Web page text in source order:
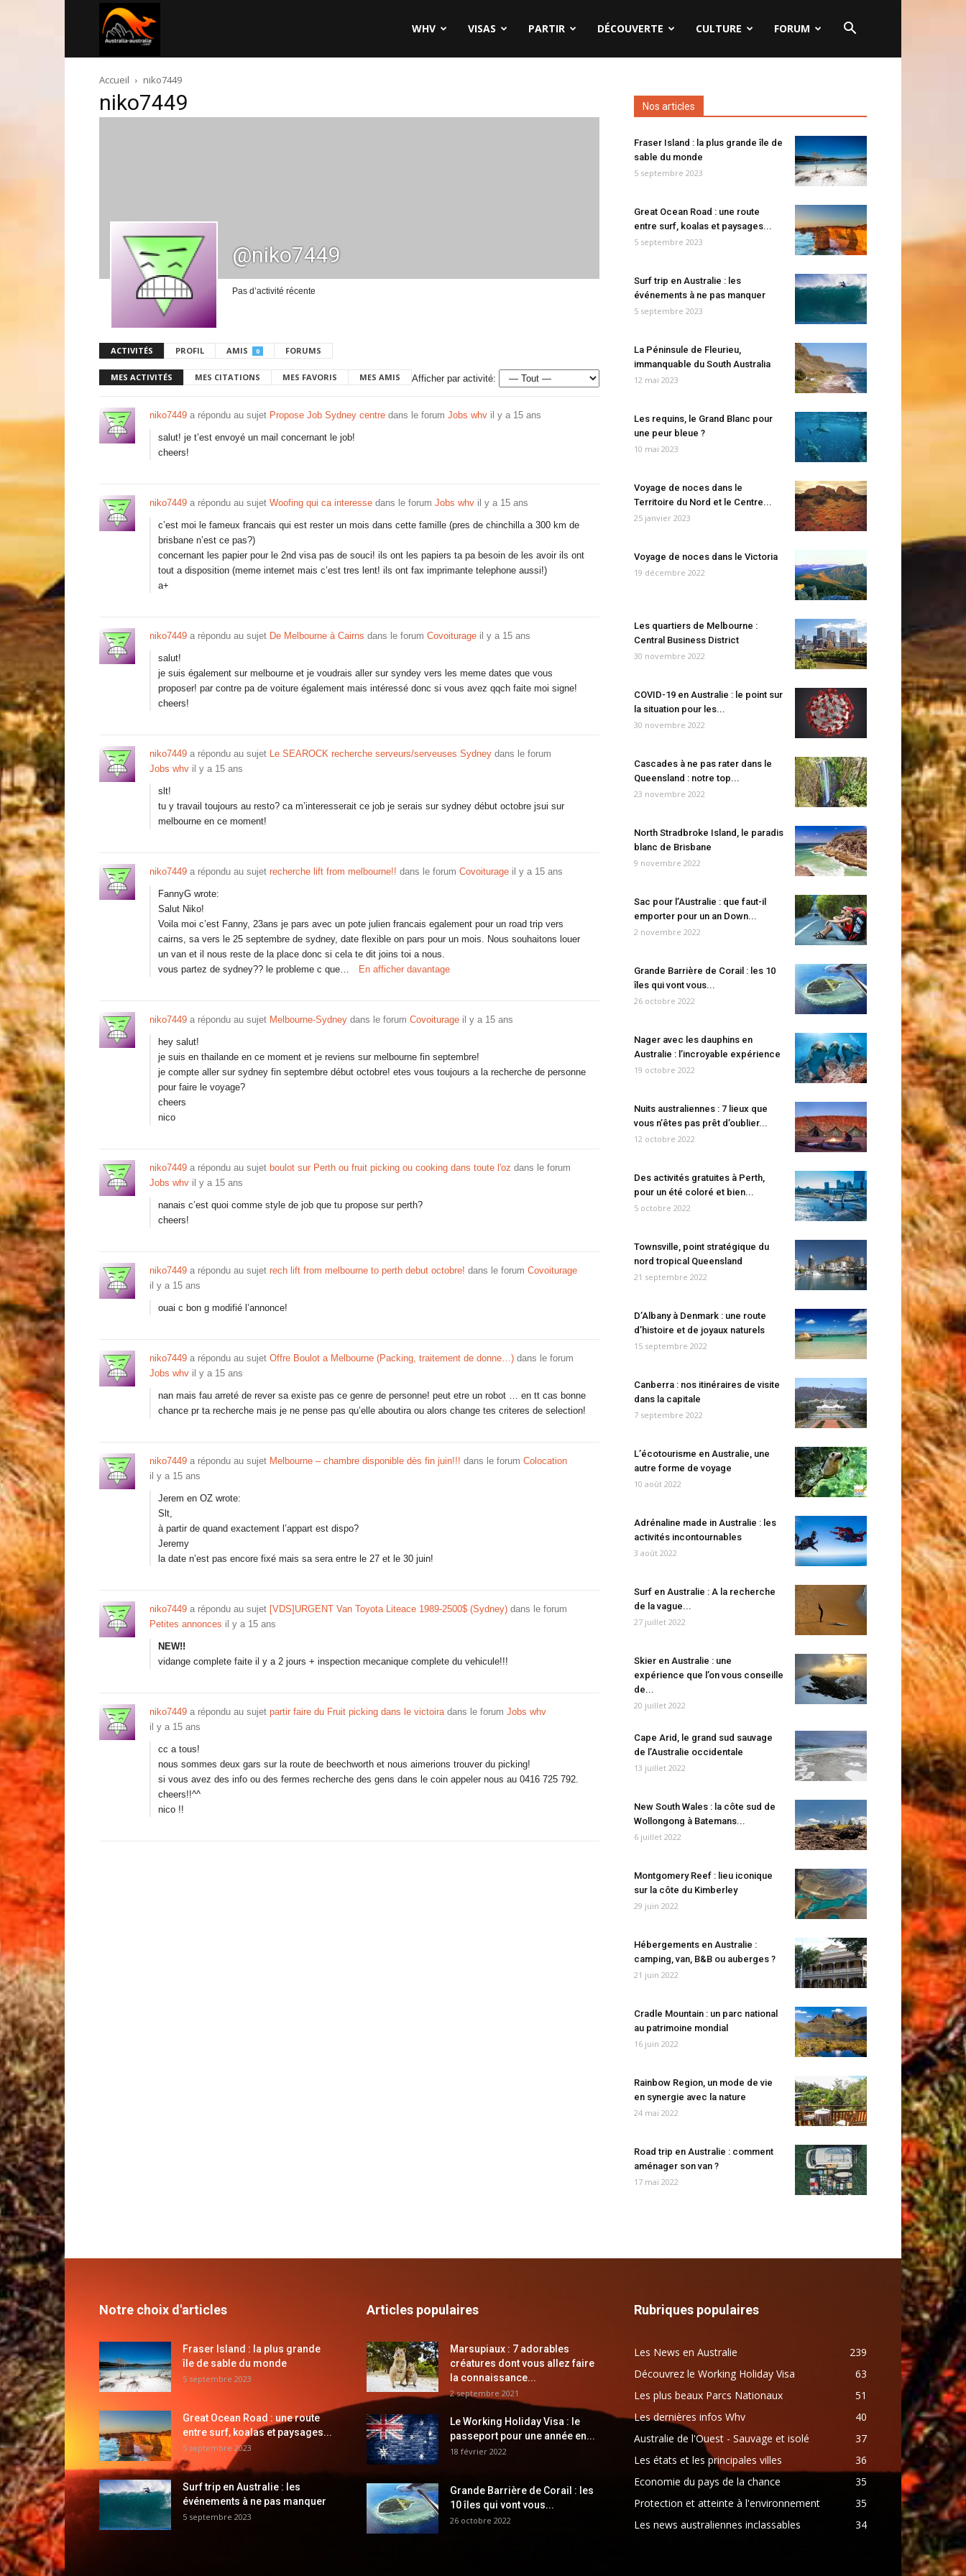
australie.com
WHV VISAS PARTIR DÉCOUVERTE CULTURE FORUM
Accueil niko7449
niko7449
@niko7449
Pas d’activité récente
ACTIVITÉS PROFIL AMIS 0 FORUMS
MES ACTIVITÉS MES CITATIONS MES FAVORIS MES AMIS Afficher par activité:
niko7449 a répondu au sujet Propose Job Sydney centre dans le forum Jobs whv il y a 15 ans
salut! je t’est envoyé un mail concernant le job!
cheers!
niko7449 a répondu au sujet Woofing qui ca interesse dans le forum Jobs whv il y a 15 ans
c’est moi le fameux francais qui est rester un mois dans cette famille (pres de chinchilla a 300 km de
brisbane n’est ce pas?)
concernant les papier pour le 2nd visa pas de souci! ils ont les papiers ta pa besoin de les avoir ils ont
tout a disposition (meme internet mais c’est tres lent! ils ont fax imprimante telephone aussi!)
a+
niko7449 a répondu au sujet De Melbourne à Cairns dans le forum Covoiturage il y a 15 ans
salut!
je suis également sur melbourne et je voudrais aller sur syndey vers les meme dates que vous
proposer! par contre pa de voiture également mais intéressé donc si vous avez qqch faite moi signe!
cheers!
niko7449 a répondu au sujet Le SEAROCK recherche serveurs/serveuses Sydney dans le forum
Jobs whv il y a 15 ans
slt!
tu y travail toujours au resto? ca m’interesserait ce job je serais sur sydney début octobre jsui sur
melbourne en ce moment!
niko7449 a répondu au sujet recherche lift from melbourne!! dans le forum Covoiturage il y a 15 ans
FannyG wrote:
Salut Niko!
Voila moi c’est Fanny, 23ans je pars avec un pote julien francais egalement pour un road trip vers
cairns, sa vers le 25 septembre de sydney, date flexible on pars pour un mois. Nous souhaitons louer
un van et il nous reste de la place donc si cela te dit joins toi a nous.
vous partez de sydney?? le probleme c que…
En afficher davantage
niko7449 a répondu au sujet Melbourne-Sydney dans le forum Covoiturage il y a 15 ans
hey salut!
je suis en thailande en ce moment et je reviens sur melbourne fin septembre!
je compte aller sur sydney fin septembre début octobre! etes vous toujours a la recherche de personne
pour faire le voyage?
cheers
nico
niko7449 a répondu au sujet boulot sur Perth ou fruit picking ou cooking dans toute l'oz dans le forum
Jobs whv il y a 15 ans
nanais c’est quoi comme style de job que tu propose sur perth?
cheers!
niko7449 a répondu au sujet rech lift from melbourne to perth debut octobre! dans le forum Covoiturage
il y a 15 ans
ouai c bon g modifié l’annonce!
niko7449 a répondu au sujet Offre Boulot a Melbourne (Packing, traitement de donne…) dans le forum
Jobs whv il y a 15 ans
nan mais fau arreté de rever sa existe pas ce genre de personne! peut etre un robot … en tt cas bonne
chance pr ta recherche mais je ne pense pas qu’elle aboutira ou alors change tes criteres de selection!
niko7449 a répondu au sujet Melbourne – chambre disponible dès fin juin!!! dans le forum Colocation
il y a 15 ans
Jerem en OZ wrote:
Slt,
à partir de quand exactement l’appart est dispo?
Jeremy
la date n’est pas encore fixé mais sa sera entre le 27 et le 30 juin!
niko7449 a répondu au sujet [VDS]URGENT Van Toyota Liteace 1989-2500$ (Sydney) dans le forum
Petites annonces il y a 15 ans
NEW!!
vidange complete faite il y a 2 jours + inspection mecanique complete du vehicule!!!
niko7449 a répondu au sujet partir faire du Fruit picking dans le victoiradans le forum Jobs whv
il y a 15 ans
cc a tous!
nous sommes deux gars sur la route de beechworth et nous aimerions trouver du picking!
si vous avez des info ou des fermes recherche des gens dans le coin appeler nous au 0416 725 792.
cheers!!^^
nico !!
Nos articles
Fraser Island : la plus grande île de
sable du monde
5 septembre 2023
Great Ocean Road : une route
entre surf, koalas et paysages...
5 septembre 2023
Surf trip en Australie : les
événements à ne pas manquer
5 septembre 2023
La Péninsule de Fleurieu,
immanquable du South Australia
12 mai 2023
Les requins, le Grand Blanc pour
une peur bleue ?
10 mai 2023
Voyage de noces dans le
Territoire du Nord et le Centre...
25 janvier 2023
Voyage de noces dans le Victoria
19 décembre 2022
Les quartiers de Melbourne :
Central Business District
30 novembre 2022
COVID-19 en Australie : le point sur
la situation pour les...
30 novembre 2022
Cascades à ne pas rater dans le
Queensland : notre top...
23 novembre 2022
North Stradbroke Island, le paradis
blanc de Brisbane
9 novembre 2022
Sac pour l’Australie : que faut-il
emporter pour un an Down...
2 novembre 2022
Grande Barrière de Corail : les 10
îles qui vont vous...
26 octobre 2022
Nager avec les dauphins en
Australie : l’incroyable expérience
19 octobre 2022
Nuits australiennes : 7 lieux que
vous n’êtes pas prêt d’oublier...
12 octobre 2022
Des activités gratuites à Perth,
pour un été coloré et bien...
5 octobre 2022
Townsville, point stratégique du
nord tropical Queensland
21 septembre 2022
D’Albany à Denmark : une route
d’histoire et de joyaux naturels
15 septembre 2022
Canberra : nos itinéraires de visite
dans la capitale
7 septembre 2022
L’écotourisme en Australie, une
autre forme de voyage
10 août 2022
Adrénaline made in Australie : les
activités incontournables
3 août 2022
Surf en Australie : A la recherche
de la vague...
27 juillet 2022
Skier en Australie : une
expérience que l’on vous conseille
de...
20 juillet 2022
Cape Arid, le grand sud sauvage
de l’Australie occidentale
13 juillet 2022
New South Wales : la côte sud de
Wollongong à Batemans...
6 juillet 2022
Montgomery Reef : lieu iconique
sur la côte du Kimberley
29 juin 2022
Hébergements en Australie :
camping, van, B&B ou auberges ?
21 juin 2022
Cradle Mountain : un parc national
au patrimoine mondial
16 juin 2022
Rainbow Region, un mode de vie
en synergie avec la nature
24 mai 2022
Road trip en Australie : comment
aménager son van ?
17 mai 2022
Notre choix d'articles
Fraser Island : la plus grande
île de sable du monde
5 septembre 2023
Great Ocean Road : une route
entre surf, koalas et paysages...
5 septembre 2023
Surf trip en Australie : les
événements à ne pas manquer
5 septembre 2023
Articles populaires
Marsupiaux : 7 adorables
créatures dont vous allez faire
la connaissance...
2 septembre 2021
Le Working Holiday Visa : le
passeport pour une année en...
18 février 2022
Grande Barrière de Corail : les
10 îles qui vont vous...
26 octobre 2022
Rubriques populaires
Les News en Australie
239
Découvrez le Working Holiday Visa
63
Les plus beaux Parcs Nationaux
51
Les dernières infos Whv
40
Australie de l'Ouest - Sauvage et isolé
37
Les états et les principales villes
36
Economie du pays de la chance
35
Protection et atteinte à l'environnement
35
Les news australiennes inclassables
34